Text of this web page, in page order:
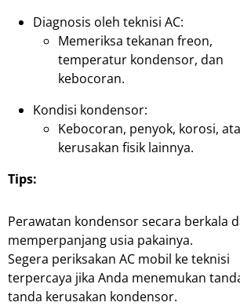
Diagnosis oleh teknisi AC:
Memeriksa tekanan freon,
temperatur kondensor, dan
kebocoran.
Kondisi kondensor:
Kebocoran, penyok, korosi,
kerusakan fisik lainnya.
Tips:
Perawatan kondensor secara berkala
memperpanjang usia pakainya.
Segera periksakan AC mobil ke teknisi
terpercaya jika Anda menemukan
tanda kerusakan kondensor.